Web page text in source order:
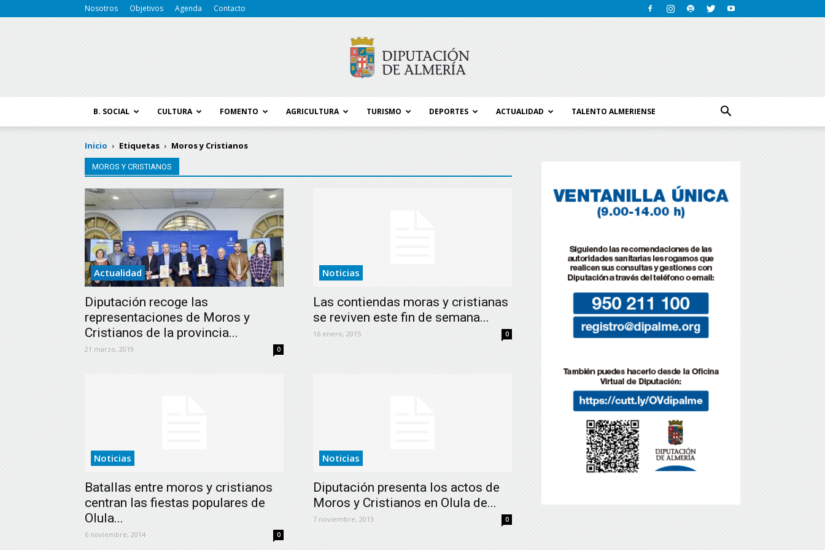
Nosotros Objetivos Agenda Contacto
B. SOCIAL CULTURA FOMENTO AGRICULTURA TURISMO DEPORTES ACTUALIDAD TALENTO ALMERIENSE
Inicio Etiquetas Moros y Cristianos
MOROS Y CRISTIANOS
Actualidad
Diputación recoge las
representaciones de Moros y
Cristianos de la provincia...
21 marzo, 2019 0
Noticias
Las contiendas moras y cristianas
se reviven este fin de semana...
16 enero, 2015 0
Noticias
Batallas entre moros y cristianos
centran las fiestas populares de
Olula...
6 noviembre, 2014 0
Noticias
Diputación presenta los actos de
Moros y Cristianos en Olula de...
7 noviembre, 2013 0